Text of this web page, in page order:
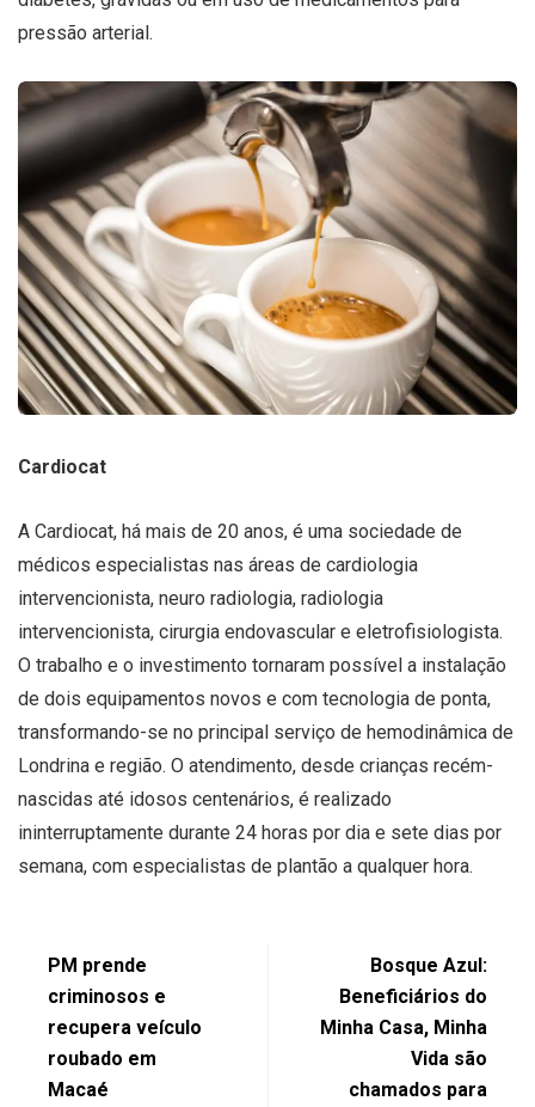
pressão arterial.
Cardiocat
A Cardiocat, há mais de 20 anos, é uma sociedade de
médicos especialistas nas áreas de cardiologia
intervencionista, neuro radiologia, radiologia
intervencionista, cirurgia endovascular e eletrofisiologista.
O trabalho e o investimento tornaram possível a instalação
de dois equipamentos novos e com tecnologia de ponta,
transformando-se no principal serviço de hemodinâmica de
Londrina e região. O atendimento, desde crianças recém-
nascidas até idosos centenários, é realizado
ininterruptamente durante 24 horas por dia e sete dias por
semana, com especialistas de plantão a qualquer hora.
PM prende
criminosos e
recupera veículo
roubado em
Macaé
Bosque Azul:
Beneficiários do
Minha Casa, Minha
Vida são
chamados para